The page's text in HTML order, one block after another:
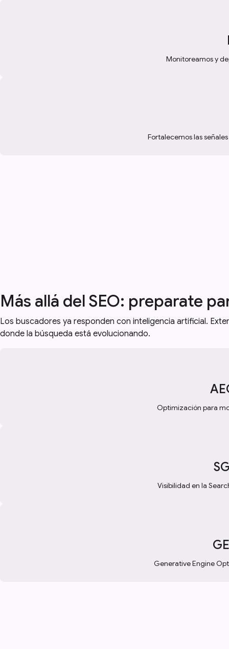
Monitoreamos y
Fortalecemos las
Más allá del SEO: preparate
Los buscadores ya responden con inteligencia artificial.
donde la búsqueda está evolucionando.
Optimización para
Visibilidad en la
Generative Engine